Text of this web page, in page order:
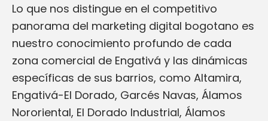
Lo que nos distingue en el competitivo
panorama del marketing digital bogotano es
nuestro conocimiento profundo de cada
zona comercial de Engativá y las dinámicas
específicas de sus barrios, como Altamira,
Engativá-El Dorado, Garcés Navas, Álamos
Nororiental, El Dorado Industrial, Álamos